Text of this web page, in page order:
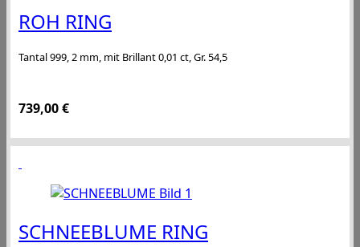
ROH RING
Tantal 999, 2 mm, mit Brillant 0,01 ct, Gr. 54,5
739,00€
SCHNEEBLUME RING